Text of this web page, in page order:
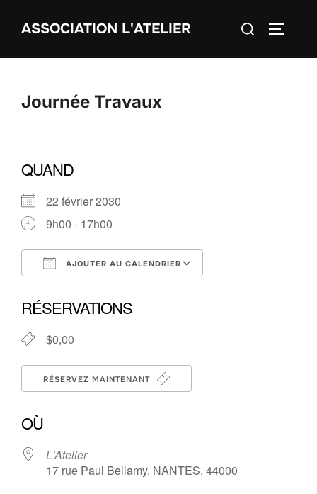
ASSOCIATION L'ATELIER Rechercher :
Journée Travaux
QUAND
22 février 2030
9h00 - 17h00
AJOUTER AU CALENDRIER
RÉSERVATIONS
$0,00
RÉSERVEZ MAINTENANT
OÙ
L'Atelier
17 rue Paul Bellamy, NANTES, 44000